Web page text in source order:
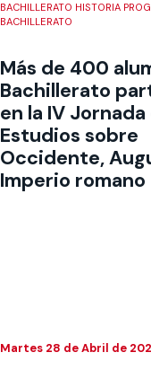
BACHILLERATO HISTORIA
BACHILLERATO
Más de 400
Bachillerato
en la IV Jornada
Estudios sobre
Occidente,
Imperio romano
Martes 28 de Abril de